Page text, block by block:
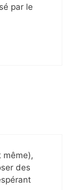
par le
même),
des